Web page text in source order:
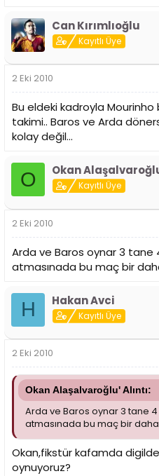
Can Kırımlıoğlu
Kayıtlı Üye
2 Eki 2010
Bu eldeki kadroyla
takimi.. Baros ve Arda
kolay değil...
O Okan
Kayıtlı Üye
2 Eki 2010
Arda ve Baros oynar 3 tane
atmasınada bu maç bir
H Hakan Avci
Kayıtlı Üye
2 Eki 2010
Okan Alaşalvaroğlu' Alıntı:
Arda ve Baros oynar 3 tane 4
atmasınada bu maç bir
Okan,fikstür kafamda
oynuyoruz?